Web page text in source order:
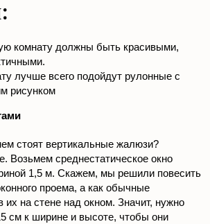
комнату должны быть красивыми,
лучше всего подойдут рулонные с
рисунком
стоят вертикальные жалюзи?
Возьмем среднестатическое окно
1,5 м. Скажем, мы решили повесить
проема, а как обычные
их на стене над окном. Значит, нужно
см к ширине и высоте, чтобы они